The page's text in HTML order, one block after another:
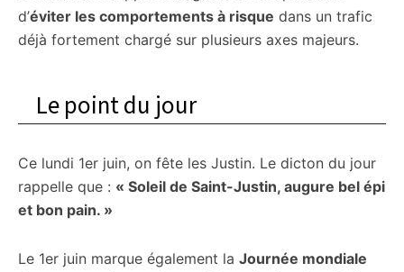
d’éviter les comportements à risque dans un trafic
déjà fortement chargé sur plusieurs axes majeurs.
Le point du jour
Ce lundi 1er juin, on fête les Justin. Le dicton du jour
rappelle que : « Soleil de Saint-Justin, augure bel épi
et bon pain. »
Le 1er juin marque également la Journée mondiale